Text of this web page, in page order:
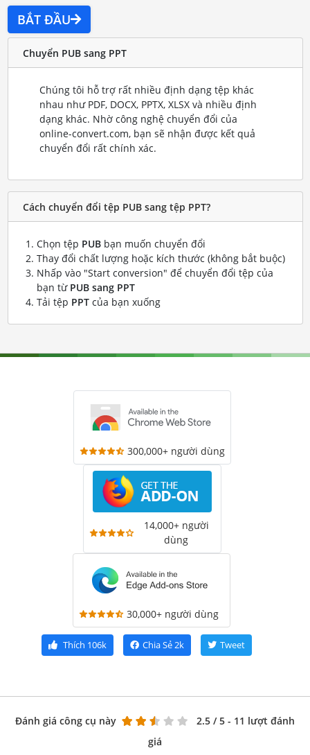
BẮT ĐẦU
Chuyển PUB sang PPT
Chúng tôi hỗ trợ rất nhiều định dạng tệp khác
nhau như PDF, DOCX, PPTX, XLSX và nhiều định
dạng khác. Nhờ công nghệ chuyển đổi của
online-convert.com, bạn sẽ nhận được kết quả
chuyển đổi rất chính xác.
Cách chuyển đổi tệp PUB sang tệp PPT?
Chọn tệp PUBbạn muốn chuyển đổi
Thay đổi chất lượng hoặc kích thước (không bắt buộc)
Nhấp vào "Start conversion" để chuyển đổi tệp của
bạn từ PUB sang PPT
Tải tệp PPTcủa bạn xuống
300,000+ người dùng
14,000+ người
dùng
30,000+ người dùng
Thích 106k Chia Sẻ2k Tweet
Đánh giá công cụ này 2.5 / 5 - 11 lượt đánh
giá